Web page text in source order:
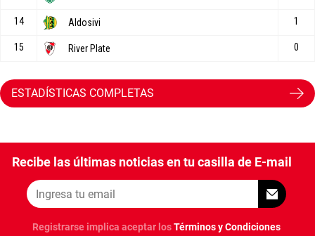
ESTADÍSTICAS COMPLETAS
Recibe las últimas noticias en tu casilla de E-mail
Registrarse implica aceptar losTérminos y Condiciones